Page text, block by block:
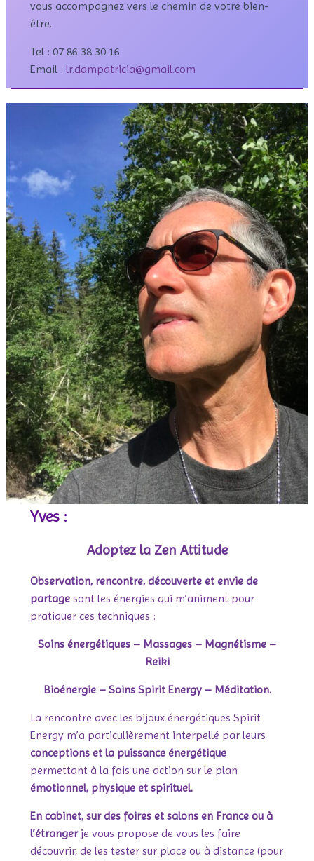
vous accompagnez vers le chemin de votre bien-
être.
Tel : 07 86 38 30 16
Email : lr.dampatricia@gmail.com
Yves :
Adoptez la Zen Attitude
Observation, rencontre, découverte et envie de
partage sont les énergies qui m’animent pour
pratiquer ces techniques :
Soins énergétiques – Massages – Magnétisme –
Reiki
Bioénergie – Soins Spirit Energy – Méditation.
La rencontre avec les bijoux énergétiques Spirit
Energy m’a particulièrement interpellé par leurs
conceptions et la puissance énergétique
permettant à la fois une action sur le plan
émotionnel, physique et spirituel.
En cabinet, sur des foires et salons en France ou à
l’étrangerje vous propose de vous les faire
découvrir, de les tester sur place ou à distance (pour